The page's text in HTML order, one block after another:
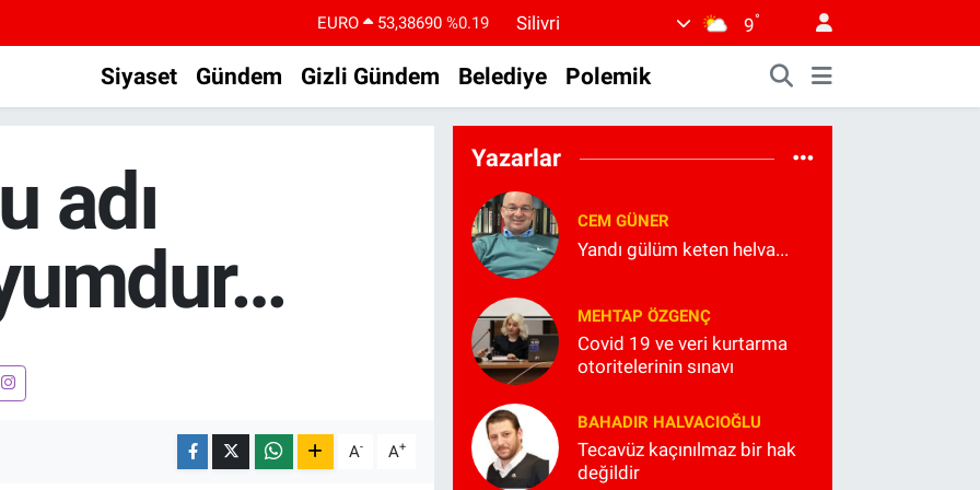
EURO 53,38690 %0.19
%0.02
Silivri 9°
Siyaset Gündem Gizli Gündem Belediye Polemik
adı
A- A+
Yazarlar
CEM GÜNER
Yandı gülüm keten helva...
MEHTAP ÖZGENÇ
Covid 19 ve veri kurtarma
otoritelerinin sınavı
BAHADIR HALVACIOĞLU
Tecavüz kaçınılmaz bir hak
değildir